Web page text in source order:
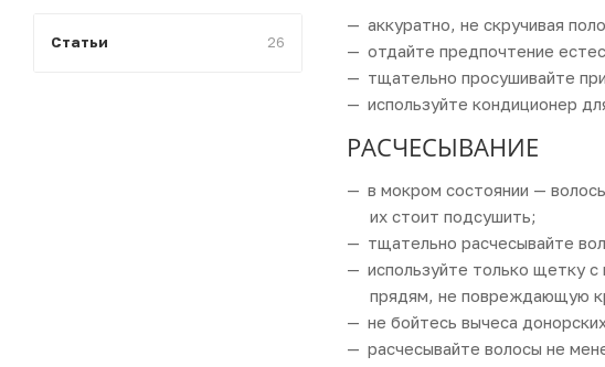
аккуратно, не скручивая
отдайте предпочтение
тщательно просушивайте
используйте кондиционер
РАСЧЕСЫВАНИЕ
в мокром состоянии —
их стоит подсушить;
тщательно расчесывайте
используйте только щетку
прядям, не повреждающую
не бойтесь вычеса
расчесывайте волосы не
Статьи 26